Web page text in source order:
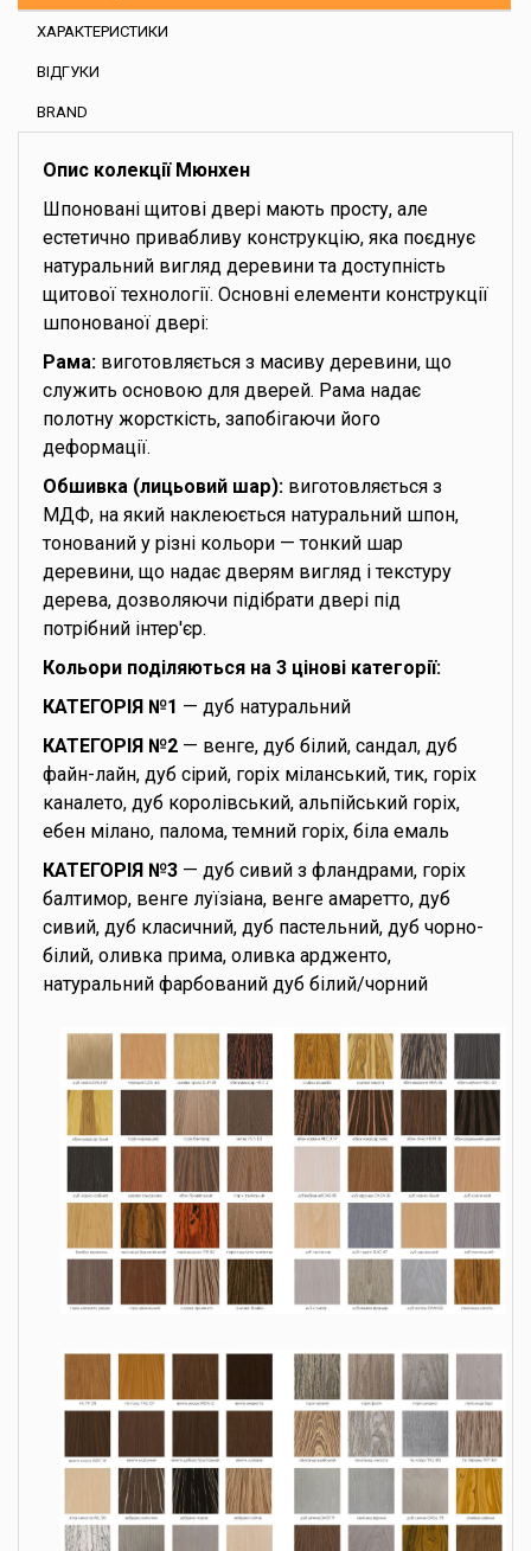
ХАРАКТЕРИСТИКИ
ВІДГУКИ
BRAND
Опис колекції Мюнхен
Шпоновані щитові двері мають просту, але
естетично привабливу конструкцію, яка поєднує
натуральний вигляд деревини та доступність
щитової технології. Основні елементи конструкції
шпонованої двері:
Рама: виготовляється з масиву деревини, що
служить основою для дверей. Рама надає
полотну жорсткість, запобігаючи його
деформації.
Обшивка (лицьовий шар): виготовляється з
МДФ, на який наклеюється натуральний шпон,
тонований у різні кольори — тонкий шар
деревини, що надає дверям вигляд і текстуру
дерева, дозволяючи підібрати двері під
потрібний інтер'єр.
Кольори поділяються на 3 цінові категорії:
КАТЕГОРІЯ №1 — дуб натуральний
КАТЕГОРІЯ №2 — венге, дуб білий, сандал, дуб
файн-лайн, дуб сірий, горіх міланський, тик, горіх
каналето, дуб королівський, альпійський горіх,
ебен мілано, палома, темний горіх, біла емаль
КАТЕГОРІЯ №3 — дуб сивий з фландрами, горіх
балтимор, венге луїзіана, венге амаретто, дуб
сивий, дуб класичний, дуб пастельний, дуб чорно-
білий, оливка прима, оливка ардженто,
натуральний фарбований дуб білий/чорний